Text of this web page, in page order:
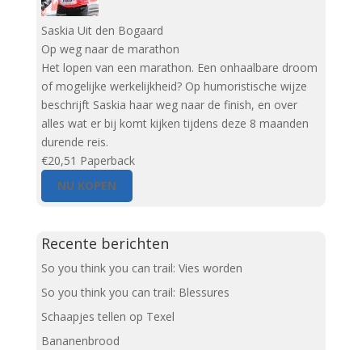
Saskia Uit den Bogaard
Op weg naar de marathon
Het lopen van een marathon. Een onhaalbare droom
of mogelijke werkelijkheid? Op humoristische wijze
beschrijft Saskia haar weg naar de finish, en over
alles wat er bij komt kijken tijdens deze 8 maanden
durende reis.
€20,51 Paperback
NU KOPEN
Recente berichten
So you think you can trail: Vies worden
So you think you can trail: Blessures
Schaapjes tellen op Texel
Bananenbrood